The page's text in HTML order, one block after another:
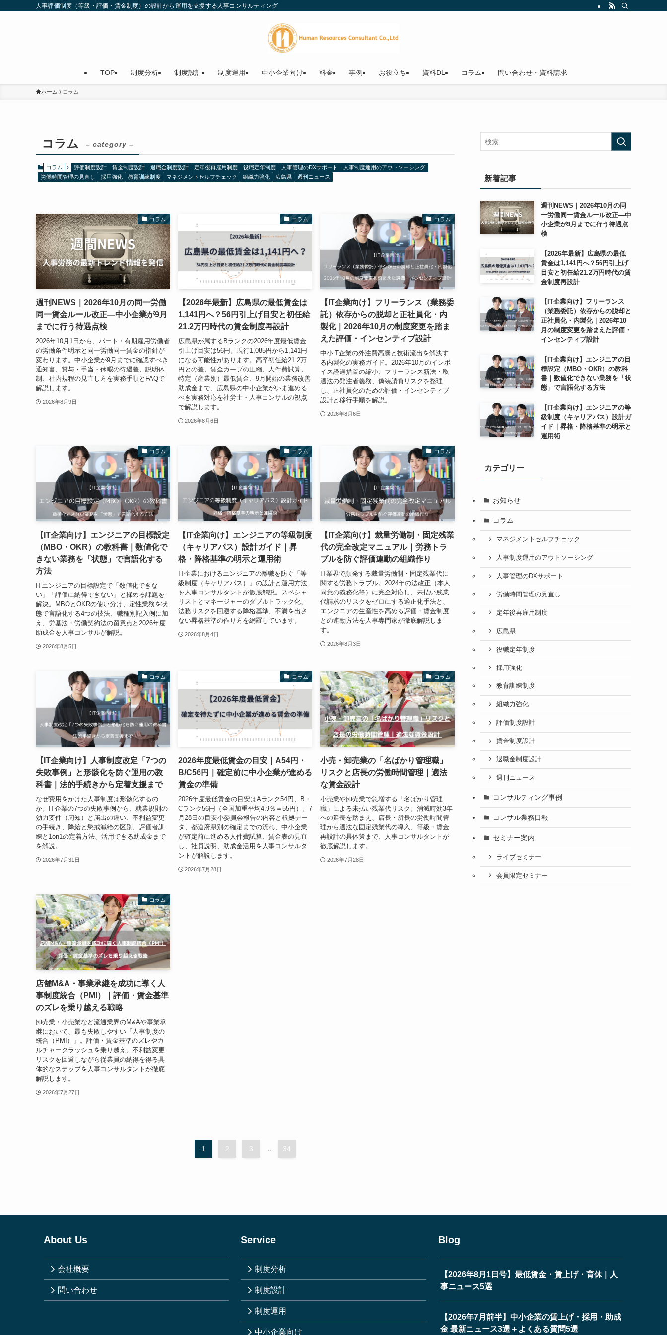
人事評価制度（等級・評価・賃金制度）の設計から運用を支援する人事コンサルティング
TOP 制度分析 制度設計 制度運用 中小企業向け 料金 事例 お役立ち 資料DL コラム 問い合わせ・資料請求
ホーム コラム
コラム – category –
コラム 評価制度設計 賃金制度設計 退職金制度設計 定年後再雇用制度 役職定年制度 人事管理のDXサポート
人事制度運用のアウトソーシング
労働時間管理の見直し
採用強化 教育訓練制度 マネジメントセルフチェック 組織力強化 広島県 週刊ニュース
コラム
週刊NEWS｜2026年10月の同一労働
同一賃金ルール改正―中小企業が9月
までに行う待遇点検
2026年10月1日から、パート・有期雇用労働者
の労働条件明示と同一労働同一賃金の指針が
変わります。中小企業が9月までに確認すべき
通知書、賞与・手当・休暇の待遇差、説明体
制、社内規程の見直し方を実務手順とFAQで
解説します。
2026年8月9日
コラム
【2026年最新】広島県の最低賃金は
1,141円へ？56円引上げ目安と初任給
21.2万円時代の賃金制度再設計
広島県が属するBランクの2026年度最低賃金
引上げ目安は56円。現行1,085円から1,141円
になる可能性があります。高卒初任給21.2万
円との差、賃金カーブの圧縮、人件費試算、
特定（産業別）最低賃金、9月開始の業務改善
助成金まで、広島県の中小企業がいま進める
べき実務対応を社労士・人事コンサルの視点
で解説します。
2026年8月6日
コラム
【IT企業向け】フリーランス（業務委
託）依存からの脱却と正社員化・内
製化｜2026年10月の制度変更を踏ま
えた評価・インセンティブ設計
中小IT企業の外注費高騰と技術流出を解決す
る内製化の実務ガイド。2026年10月のインボ
イス経過措置の縮小、フリーランス新法・取
適法の発注者義務、偽装請負リスクを整理
し、正社員化のための評価・インセンティブ
設計と移行手順を解説。
2026年8月6日
コラム
【IT企業向け】エンジニアの目標設定
（MBO・OKR）の教科書｜数値化で
きない業務を「状態」で言語化する
方法
ITエンジニアの目標設定で「数値化できな
い」「評価に納得できない」と揉める課題を
解決。MBOとOKRの使い分け、定性業務を状
態で言語化する4つの技法、職種別記入例に加
え、労基法・労働契約法の留意点と2026年度
助成金を人事コンサルが解説。
2026年8月5日
コラム
【IT企業向け】エンジニアの等級制度
（キャリアパス）設計ガイド｜昇
格・降格基準の明示と運用術
IT企業におけるエンジニアの離職を防ぐ「等
級制度（キャリアパス）」の設計と運用方法
を人事コンサルタントが徹底解説。スペシャ
リストとマネージャーのダブルトラック化、
法務リスクを回避する降格基準、不満を出さ
ない昇格基準の作り方を網羅しています。
2026年8月4日
コラム
【IT企業向け】裁量労働制・固定残業
代の完全改定マニュアル｜労務トラ
ブルを防ぐ評価連動の組織作り
IT業界で頻発する裁量労働制・固定残業代に
関する労務トラブル。2024年の法改正（本人
同意の義務化等）に完全対応し、未払い残業
代請求のリスクをゼロにする適正化手法と、
エンジニアの生産性を高める評価・賃金制度
との連動方法を人事専門家が徹底解説しま
す。
2026年8月3日
コラム
【IT企業向け】人事制度改定「7つの
失敗事例」と形骸化を防ぐ運用の教
科書｜法的手続きから定着支援まで
なぜ費用をかけた人事制度は形骸化するの
か。IT企業の7つの失敗事例から、就業規則の
効力要件（周知）と届出の違い、不利益変更
の手続き、降給と懲戒減給の区別、評価者訓
練と1on1の定着方法、活用できる助成金まで
を解説。
2026年7月31日
コラム
2026年度最低賃金の目安｜A54円・
B/C56円｜確定前に中小企業が進める
賃金の準備
2026年度最低賃金の目安はAランク54円、B・
Cランク56円（全国加重平均4.9％＝55円）。7
月28日の目安小委員会報告の内容と根拠デー
タ、都道府県別の確定までの流れ、中小企業
が確定前に進める人件費試算、賃金表の見直
し、社員説明、助成金活用を人事コンサルタ
ントが解説します。
2026年7月28日
コラム
小売・卸売業の「名ばかり管理職」
リスクと店長の労働時間管理｜適法
な賃金設計
小売業や卸売業で急増する「名ばかり管理
職」による未払い残業代リスク。消滅時効3年
への延長を踏まえ、店長・所長の労働時間管
理から適法な固定残業代の導入、等級・賃金
再設計の具体策まで、人事コンサルタントが
徹底解説します。
2026年7月28日
コラム
店舗M&A・事業承継を成功に導く人
事制度統合（PMI）｜評価・賃金基準
のズレを乗り越える戦略
卸売業・小売業など流通業界のM&Aや事業承
継において、最も失敗しやすい「人事制度の
統合（PMI）」。評価・賃金基準のズレやカ
ルチャークラッシュを乗り越え、不利益変更
リスクを回避しながら従業員の納得を得る具
体的なステップを人事コンサルタントが徹底
解説します。
2026年7月27日
1 2 3 34
新着記事
週刊NEWS｜2026年10月の同
一労働同一賃金ルール改正―中
小企業が9月までに行う待遇点
検
【2026年最新】広島県の最低
賃金は1,141円へ？56円引上げ
目安と初任給21.2万円時代の賃
金制度再設計
【IT企業向け】フリーランス
（業務委託）依存からの脱却と
正社員化・内製化｜2026年10
月の制度変更を踏まえた評価・
インセンティブ設計
【IT企業向け】エンジニアの目
標設定（MBO・OKR）の教科
書｜数値化できない業務を「状
態」で言語化する方法
【IT企業向け】エンジニアの等
級制度（キャリアパス）設計ガ
イド｜昇格・降格基準の明示と
運用術
カテゴリー
お知らせ
コラム
マネジメントセルフチェック
人事制度運用のアウトソーシング
人事管理のDXサポート
労働時間管理の見直し
定年後再雇用制度
広島県
役職定年制度
採用強化
教育訓練制度
組織力強化
評価制度設計
賃金制度設計
退職金制度設計
週刊ニュース
コンサルティング事例
コンサル業務日報
セミナー案内
ライブセミナー
会員限定セミナー
About Us
会社概要
問い合わせ
Service
制度分析
制度設計
制度運用
中小企業向け
Blog
【2026年8月1日号】最低賃金・賃上げ・育休｜人
事ニュース5選
【2026年7月前半】中小企業の賃上げ・採用・助成
金 最新ニュース3選＋よくある質問5選